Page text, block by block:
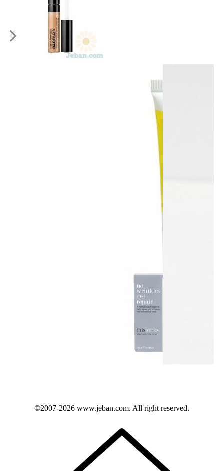
©2007-2026 www.jeban.com. All right reserved.